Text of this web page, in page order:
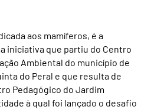
aos mamíferos, é a
iniciativa que partiu do Centro
Ambiental do município de
do Peral e que resulta de
Pedagógico do Jardim
à qual foi lançado o desafio